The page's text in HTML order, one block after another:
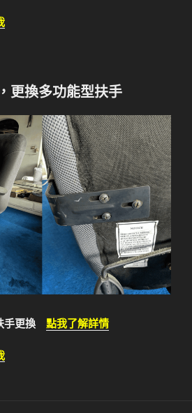
更換多功能型扶手
手更換 點我了解詳情